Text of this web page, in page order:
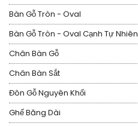
Bàn Gỗ Tròn - Oval
Bàn Gỗ Tròn - Oval Cạnh Tự Nhiên
Chân Bàn Gỗ
Chân Bàn Sắt
Đôn Gỗ Nguyên Khối
Ghế Băng Dài